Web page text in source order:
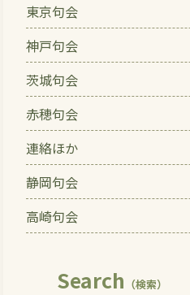
東京句会
神戸句会
茨城句会
赤穂句会
連絡ほか
静岡句会
高崎句会
Search （検索）